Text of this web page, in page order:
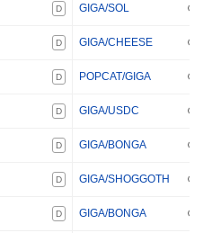
D GIGA/SOL
D GIGA/CHEESE
D POPCAT/GIGA
D GIGA/USDC
D GIGA/BONGA
D GIGA/SHOGGOTH
D GIGA/BONGA